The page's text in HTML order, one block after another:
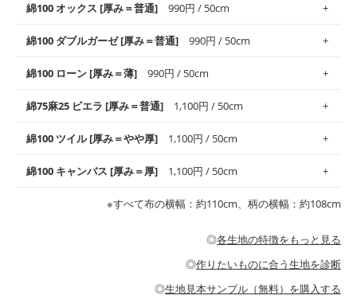
綿100 オックス [厚み＝普通] 990円 / 50cm
使いやすさNo.1！しなやかさと適度な張りを併せ持ち、通気性の
高さがオックス生地の特徴です。当サイトのオックス生地は、
般にお使いいただけます。
※レッスンバッグ、上履き袋などの通園通学グッズにはツイル生
・布団カバーなどの寝具、カーテン
綿100 ダブルガーゼ [厚み＝普通] 990円 / 50cm
柔らかくふんわりとした肌触りが特徴です。ベビー用品やハンカ
チなど直接肌に触れるアイテムに最適です。高い吸湿性・通気性
す。
・スタイ、おくるみなどのベビーグッズ
・ブラウス、チュニック、ワンピースなどの洋服
・パジャマなどの寝具
綿100 ローン [厚み＝薄] 990円 / 50cm
上質で薄手の平織りの生地です。軽やかさとなめらかな手触りの
良さが魅力。透け感があるので、涼しげなトップスなどに最適で
・ブラウス、シャツ、チュニックなどのトップス
綿75麻25 ビエラ [厚み＝普通] 1,100円 / 50cm
コットン75％リネン25％の当店のビエラ生地は、オックス生地よ
りもふんわりとした柔らかい質感と適度な落ち感を感じられるの
綿100 ツイル [厚み＝やや厚] 1,100円 / 50cm
綾織りの生地です。しっかりとした張りと厚みがありながらも柔
らかいのが特徴です。生地の厚みは中厚手です。1枚でも透け感
・カーテン、エプロン、テーブルクロスなどの暮らしのアイテム
・パンツ、タックスカートなどのボトムス
綿100 キャンバス [厚み＝厚] 1,100円 / 50cm
耐久性があります。トートバッグ・ポーチ・ペンケースなどの布
小物、インテリア用品に向いています。
※すべて布の横幅：約110cm、柄の横幅：約108cm
◎各生地の特徴をもっと見る
◎作りたいものに合う生地を診断
◎生地見本サンプル（無料）を購入する